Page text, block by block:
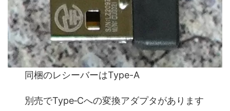
同梱のレシーバーはType-A
別売でType‐Cへの変換アダプタがあります